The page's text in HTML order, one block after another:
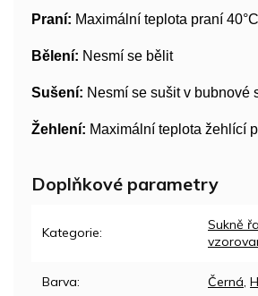
Praní: Maximální teplota praní 40°C
Bělení: Nesmí se bělit
Sušení: Nesmí se sušit v bubnové
Žehlení: Maximální teplota žehlící
Doplňkové parametry
Kategorie:
Sukně
Barva: Černá,